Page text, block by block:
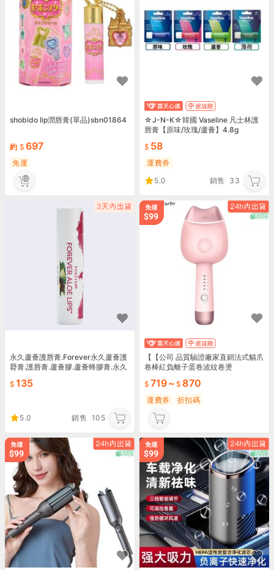
shobido lip潤唇膏(單品)sbn01864
約 697
免運
☆J-N-K☆韓國 Vaseline 凡士林護
唇膏【原味/玫瑰/蘆薈】4.8g
58
運費券
5.0
銷售 33
永久蘆薈護唇膏.Forever永久蘆薈護
脣膏.護唇膏.蘆薈膠.蘆薈蜂膠膏.永久
135
5.0 銷售 105
【【公司 品質驗證廠家直銷法式貓爪
卷棒紅負離子蛋卷波紋卷燙
719~ 870
運費券 折扣碼